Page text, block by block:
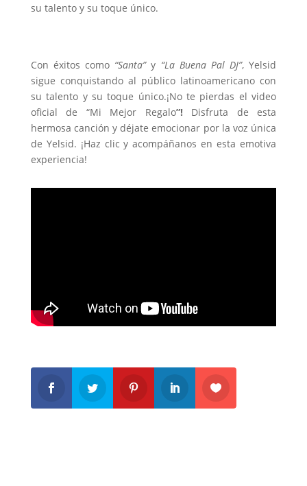
su talento y su toque único.
Con éxitos como “Santa”y “La Buena Pal DJ”, Yelsid
sigue conquistando al público latinoamericano con
su talento y su toque único.¡No te pierdas el video
oficial de “Mi Mejor Regalo”!Disfruta de esta
hermosa canción y déjate emocionar por la voz única
de Yelsid. ¡Haz clic y acompáñanos en esta emotiva
experiencia!